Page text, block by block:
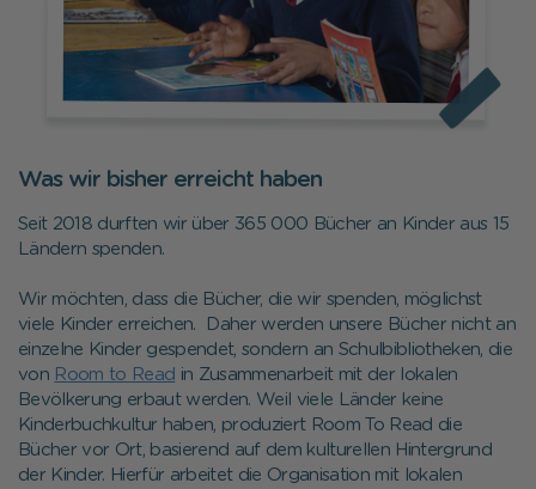
Was wir bisher erreicht haben
Seit 2018 durften wir über 365 000 Bücher an Kinder aus 15
Ländern spenden.
Wir möchten, dass die Bücher, die wir spenden, möglichst
viele Kinder erreichen. Daher werden unsere Bücher nicht an
einzelne Kinder gespendet, sondern an Schulbibliotheken, die
von Room to Read in Zusammenarbeit mit der lokalen
Bevölkerung erbaut werden. Weil viele Länder keine
Kinderbuchkultur haben, produziert Room To Read die
Bücher vor Ort, basierend auf dem kulturellen Hintergrund
der Kinder. Hierfür arbeitet die Organisation mit lokalen